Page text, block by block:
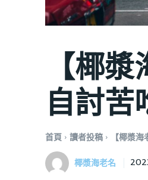
【椰
自討苦
首頁 讀者投稿 【椰漿
椰漿海老名